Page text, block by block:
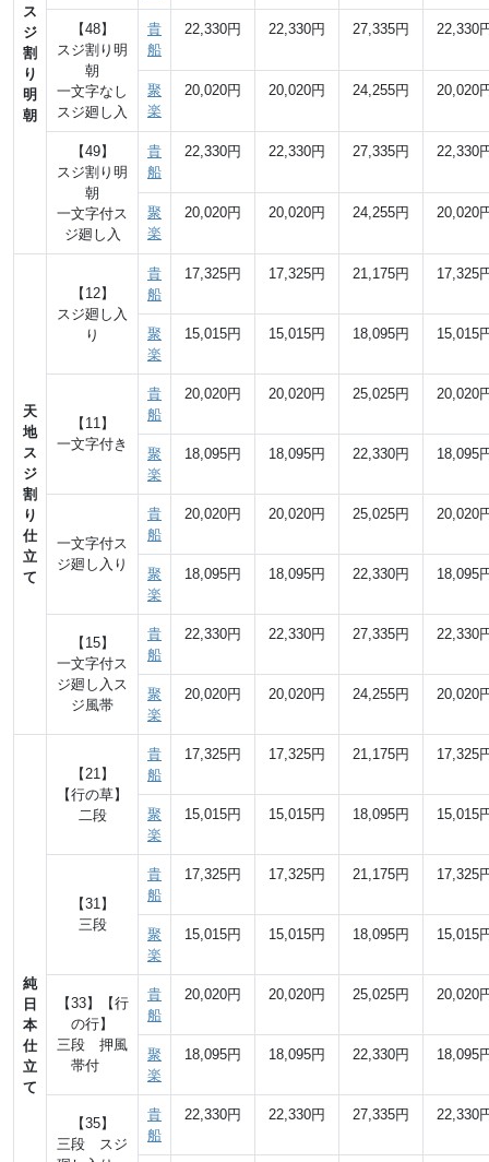
ス
ジ
割
り
明
朝
【48】
スジ割り明
朝
一文字なし
スジ廻し入
貴
船
22,330円 22,330円 27,335円 22,330
聚
楽
20,020円 20,020円 24,255円 20,020
【49】
スジ割り明
朝
一文字付ス
ジ廻し入
貴
船
22,330円 22,330円 27,335円 22,330
聚
楽
20,020円 20,020円 24,255円 20,020
天
地
ス
ジ
割
り
仕
立
て
【12】
スジ廻し入
り
貴
船
17,325円 17,325円 21,175円 17,325
聚
楽
15,015円 15,015円 18,095円 15,015
【11】
一文字付き
貴
船
20,020円 20,020円 25,025円 20,020
聚
楽
18,095円 18,095円 22,330円 18,095
一文字付ス
ジ廻し入り
貴
船
20,020円 20,020円 25,025円 20,020
聚
楽
18,095円 18,095円 22,330円 18,095
【15】
一文字付ス
ジ廻し入ス
ジ風帯
貴
船
22,330円 22,330円 27,335円 22,330
聚
楽
20,020円 20,020円 24,255円 20,020
純
日
本
仕
立
て
【21】
【行の草】
二段
貴
船
17,325円 17,325円 21,175円 17,325
聚
楽
15,015円 15,015円 18,095円 15,015
【31】
三段
貴
船
17,325円 17,325円 21,175円 17,325
聚
楽
15,015円 15,015円 18,095円 15,015
【33】【行
の行】
三段 押風
帯付
貴
船
20,020円 20,020円 25,025円 20,020
聚
楽
18,095円 18,095円 22,330円 18,095
【35】
三段 スジ
貴
船
22,330円 22,330円 27,335円 22,330